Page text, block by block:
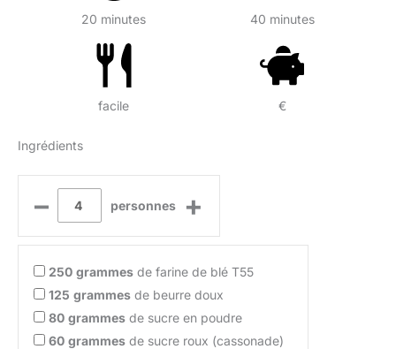
20 minutes 40 minutes
facile €
Ingrédients
– personnes +
250 grammes de farine de blé T55
125 grammes de beurre doux
80 grammes de sucre en poudre
60 grammes de sucre roux (cassonade)